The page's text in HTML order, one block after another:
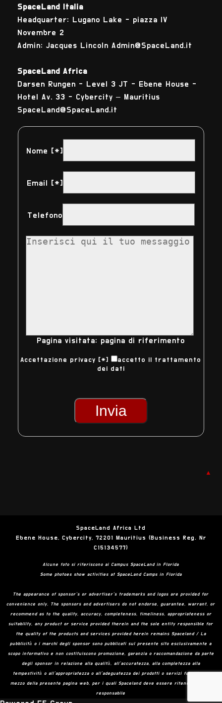
SpaceLand Italia
Headquarter: Lugano Lake - piazza IV
Novembre 2
Admin: Jacques Lincoln Admin@SpaceLand.it
SpaceLand Africa
Darsen Rungen - Level 3 JT - Ebene House -
Hotel Av. 33 - Cybercity – Mauritius
SpaceLand@SpaceLand.it
Nome [*]
Email [*]
Telefono
Pagina visitata: pagina di riferimento
Accettazione privacy [*] accetto il trattamento
dei dati
Invia
▲
SpaceLand Africa Ltd
Ebene House, Cybercity, 72201 Mauritius (Business Reg. Nr
C15134577)
Alcune foto si riferiscono ai Campus SpaceLand in Florida
Some photoes show activities at SpaceLand Camps in Florida
The appearance of sponsor’s or advertiser’s trademarks and logos are provided for
convenience only. The sponsors and advertisers do not endorse, guarantee, warrant, or
recommend as to the quality, accuracy, completeness, timeliness, appropriateness or
suitability, any product or service provided therein and the sole entity responsible for
the quality of the products and services provided herein remains Spaceland / La
pubblicità o i marchi degli sponsor sono pubblicati sul presente sito esclusivamente a
scopo informativo e non costituiscono promozione, garanzia o raccomandazione da parte
degli sponsor in relazione alla qualità, all’accuratezza, alla completezza alla
tempestività o all’appropriatezza o all’adeguatezza dei prodotti o servizi forniti per
mezzo della presente pagina web, per i quali Spaceland deve essere ritenuto l’unico
responsabile